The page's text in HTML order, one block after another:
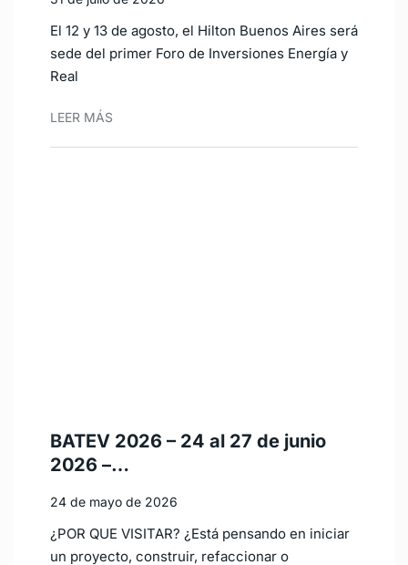
El 12 y 13 de agosto, el Hilton Buenos Aires será
sede del primer Foro de Inversiones Energía y
Real
LEER MÁS
BATEV 2026 – 24 al 27 de junio
2026 –…
24 de mayo de 2026
¿POR QUE VISITAR? ¿Está pensando en iniciar
un proyecto, construir, refaccionar o